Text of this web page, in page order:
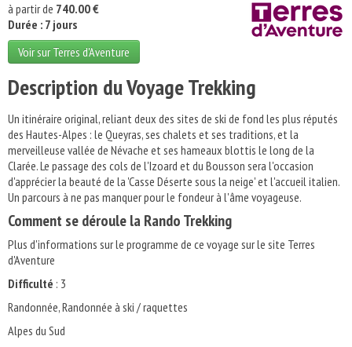
à partir de 740.00 €
Durée : 7 jours
Voir sur Terres d'Aventure
Description du Voyage Trekking
Un itinéraire original, reliant deux des sites de ski de fond les plus réputés
des Hautes-Alpes : le Queyras, ses chalets et ses traditions, et la
merveilleuse vallée de Névache et ses hameaux blottis le long de la
Clarée. Le passage des cols de l'Izoard et du Bousson sera l'occasion
d'apprécier la beauté de la 'Casse Déserte sous la neige' et l'accueil italien.
Un parcours à ne pas manquer pour le fondeur à l'âme voyageuse.
Comment se déroule la Rando Trekking
Plus d'informations sur le programme de ce voyage sur le site Terres
d'Aventure
Difficulté : 3
Randonnée, Randonnée à ski / raquettes
Alpes du Sud